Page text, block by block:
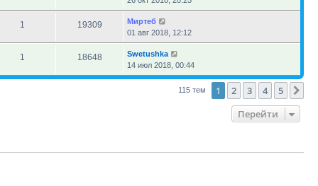
1 19309
Миртеб
01 авг 2018, 12:12
1 18648
Swetushka
14 июл 2018, 00:44
115 тем 1 2 3 4 5
Перейти